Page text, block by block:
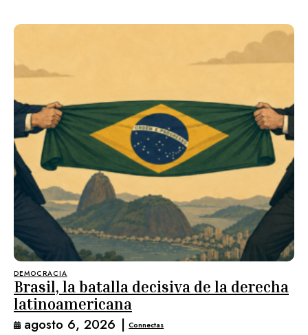
DEMOCRACIA
Brasil, la batalla decisiva de la derecha
latinoamericana
agosto 6, 2026 | Connectas